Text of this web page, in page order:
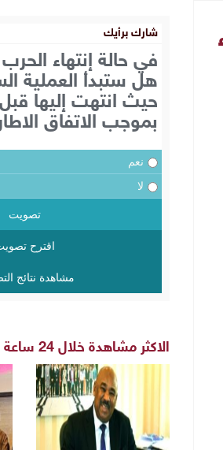
شارك برأيك
في حالة إنتهاء
هل ستبدأ العملية
حيث انتهت إليها
بموجب الاتفاق
نعم
لا
تصويت
اقترح
مشاهدة نتائج
الاكثر مشاهدة خلال 24 ساعة